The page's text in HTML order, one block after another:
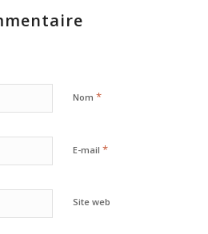
Nom *
E-mail *
Site web